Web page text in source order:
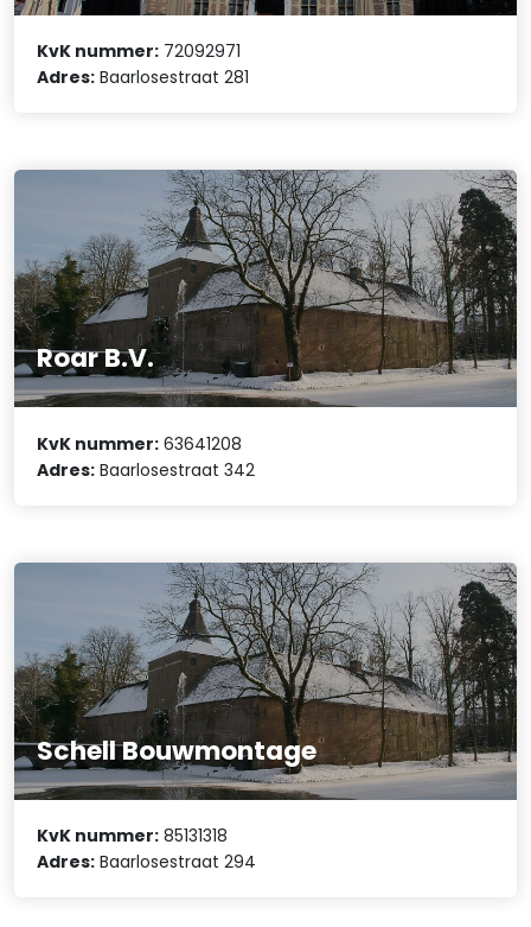
KvK nummer: 72092971
Adres: Baarlosestraat 281
Roar B.V.
KvK nummer: 63641208
Adres: Baarlosestraat 342
Schell Bouwmontage
KvK nummer: 85131318
Adres: Baarlosestraat 294